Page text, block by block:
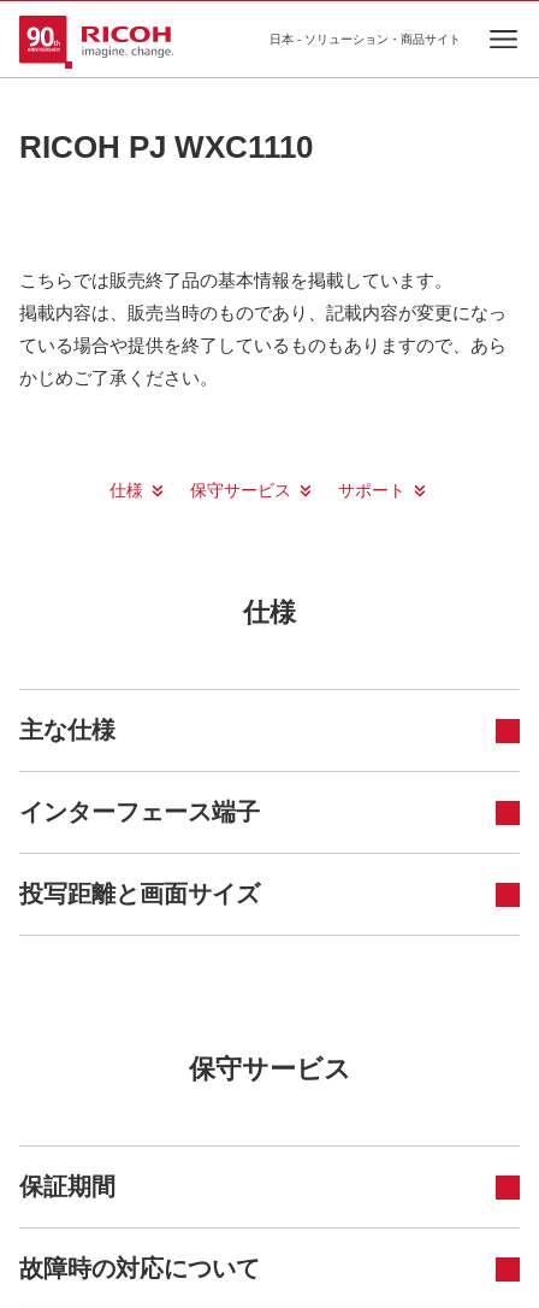
日本 - ソリューション・商品サイト
RICOH PJ WXC1110
こちらでは販売終了品の基本情報を掲載しています。
掲載内容は、販売当時のものであり、記載内容が変更になっ
ている場合や提供を終了しているものもありますので、あら
かじめご了承ください。
仕様 保守サービス サポート
仕様
主な仕様
インターフェース端子
投写距離と画面サイズ
保守サービス
保証期間
故障時の対応について